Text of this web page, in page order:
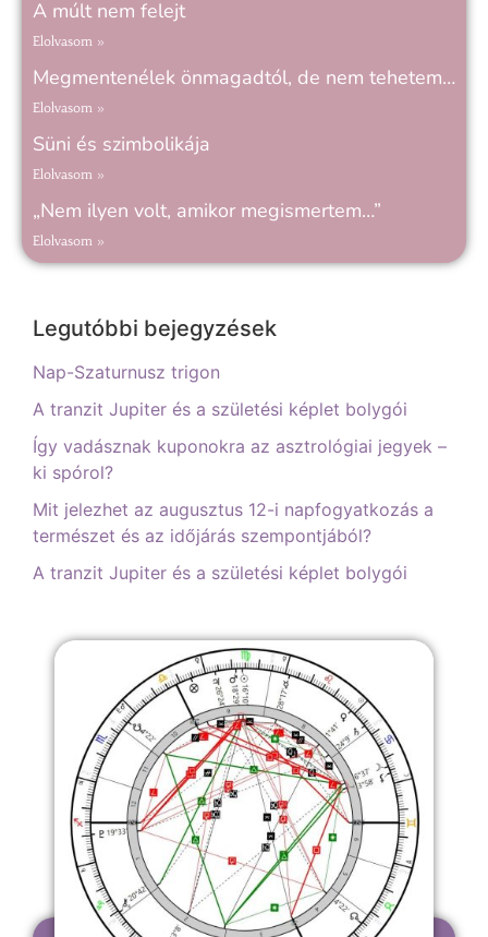
A múlt nem felejt
Elolvasom »
Megmentenélek önmagadtól, de nem tehetem…
Elolvasom »
Süni és szimbolikája
Elolvasom »
„Nem ilyen volt, amikor megismertem…”
Elolvasom »
Legutóbbi bejegyzések
Nap-Szaturnusz trigon
A tranzit Jupiter és a születési képlet bolygói
Így vadásznak kuponokra az asztrológiai jegyek –
ki spórol?
Mit jelezhet az augusztus 12-i napfogyatkozás a
természet és az időjárás szempontjából?
A tranzit Jupiter és a születési képlet bolygói